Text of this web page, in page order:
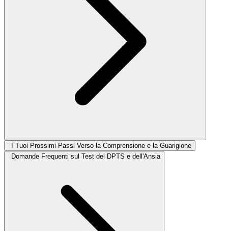
I Tuoi Prossimi Passi Verso la Comprensione e la Guarigione
Domande Frequenti sul Test del DPTS e dell'Ansia